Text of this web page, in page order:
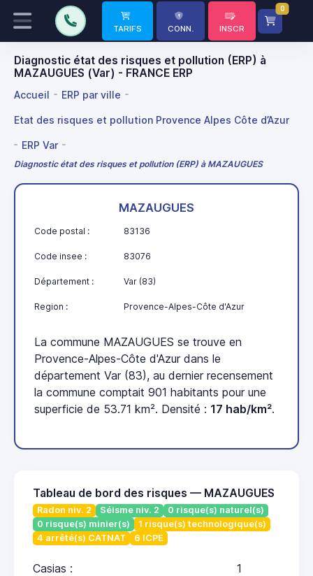
TARIFS CONN. INSCR
0
Diagnostic état des risques et pollution (ERP) à
MAZAUGUES (Var) - FRANCE ERP
Accueil ERP par ville
Etat des risques et pollution Provence Alpes Côte d’Azur
ERP Var
Diagnostic état des risques et pollution (ERP) à MAZAUGUES
MAZAUGUES
Code postal : 83136
Code insee : 83076
Département : Var (83)
Region : Provence-Alpes-Côte d'Azur
La commune MAZAUGUES se trouve en
Provence-Alpes-Côte d'Azur dans le
département Var (83), au dernier recensement
la commune comptait 901 habitants pour une
superficie de 53.71 km². Densité : 17 hab/km².
Tableau de bord des risques — MAZAUGUES
Radon niv. 2 Séisme niv. 2
0 risque(s) naturel(s)
0 risque(s) minier(s)
1 risque(s) technologique(s)
4 arrêté(s) CATNAT
6 ICPE
Casias : 1